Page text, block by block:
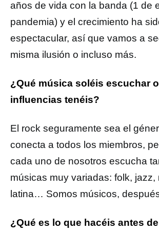
años de vida con la banda (1 de
pandemia) y el crecimiento ha
espectacular, así que vamos a
misma ilusión o incluso más.
¿Qué música soléis escuchar
influencias tenéis?
El rock seguramente sea el
conecta a todos los miembros,
cada uno de nosotros escucha
músicas muy variadas: folk, jazz,
latina… Somos músicos,
¿Qué es lo que hacéis antes